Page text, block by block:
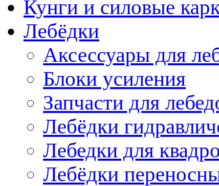
Кунги и силовые
Лебёдки
Аксессуары для
Блоки усиления
Запчасти для
Лебёдки
Лебедки для
Лебёдки